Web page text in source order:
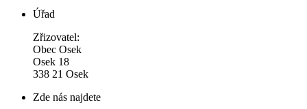
Úřad
Zřizovatel:
Obec Osek
Osek 18
338 21 Osek
Zde nás najdete